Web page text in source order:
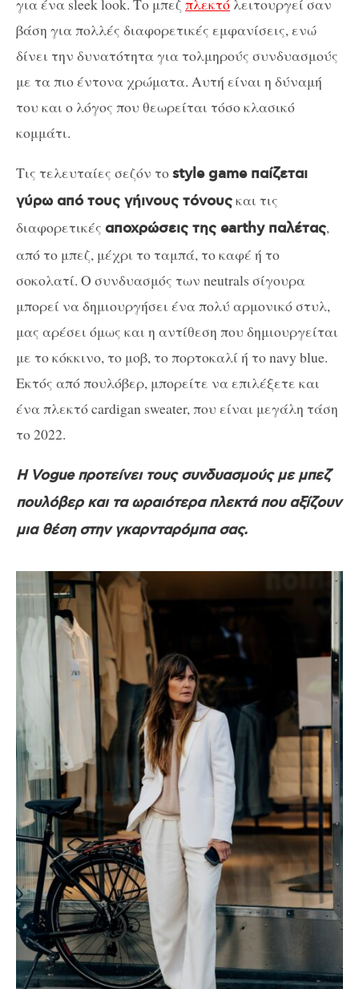
για ένα sleek look. Το μπεζ πλεκτό λειτουργεί σαν
βάση για πολλές διαφορετικές εμφανίσεις, ενώ
δίνει την δυνατότητα για τολμηρούς συνδυασμούς
με τα πιο έντονα χρώματα. Αυτή είναι η δύναμή
του και ο λόγος που θεωρείται τόσο κλασικό
κομμάτι.
Τις τελευταίες σεζόν τοstyle game παίζεται
γύρω από τους γήινους τόνουςκαι τις
διαφορετικές αποχρώσεις της earthy παλέτας,
από το μπεζ, μέχρι το ταμπά, το καφέ ή το
σοκολατί. Ο συνδυασμός των neutrals σίγουρα
μπορεί να δημιουργήσει ένα πολύ αρμονικό στυλ,
μας αρέσει όμως και η αντίθεση που δημιουργείται
με το κόκκινο, το μοβ, το πορτοκαλί ή το navy blue.
Εκτός από πουλόβερ, μπορείτε να επιλέξετε και
ένα πλεκτό cardigan sweater, που είναι μεγάλη τάση
το 2022.
Η Vogue προτείνει τους συνδυασμούς με μπεζ
πουλόβερ και τα ωραιότερα πλεκτά που αξίζουν
μια θέση στην γκαρνταρόμπα σας.